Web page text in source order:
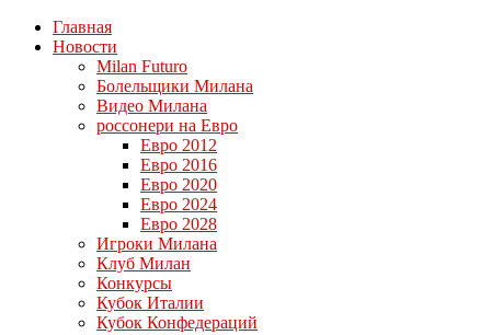
Главная
Новости
Milan Futuro
Болельщики Милана
Видео Милана
россонери на Евро
Евро 2012
Евро 2016
Евро 2020
Евро 2024
Евро 2028
Игроки Милана
Клуб Милан
Конкурсы
Кубок Италии
Кубок Конфедераций